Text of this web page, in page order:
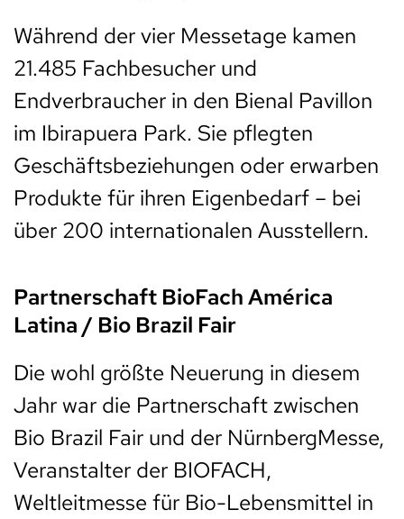
Während der vier Messetage kamen
21.485 Fachbesucher und
Endverbraucher in den Bienal Pavillon
im Ibirapuera Park. Sie pflegten
Geschäftsbeziehungen oder erwarben
Produkte für ihren Eigenbedarf – bei
über 200 internationalen Ausstellern.
Partnerschaft BioFach América
Latina / Bio Brazil Fair
Die wohl größte Neuerung in diesem
Jahr war die Partnerschaft zwischen
Bio Brazil Fair und der NürnbergMesse,
Veranstalter der BIOFACH,
Weltleitmesse für Bio-Lebensmittel in